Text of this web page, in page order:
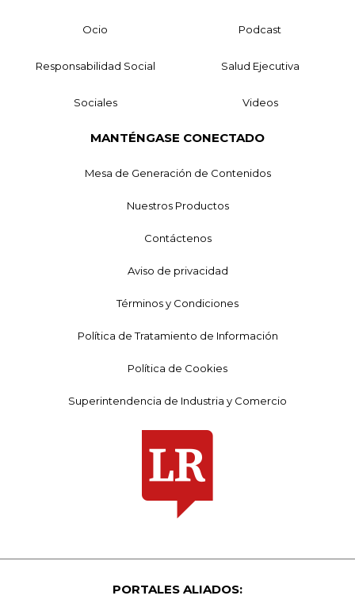
Ocio Podcast
Responsabilidad Social Salud Ejecutiva
Sociales Videos
MANTÉNGASE CONECTADO
Mesa de Generación de Contenidos
Nuestros Productos
Contáctenos
Aviso de privacidad
Términos y Condiciones
Política de Tratamiento de Información
Política de Cookies
Superintendencia de Industria y Comercio
PORTALES ALIADOS: